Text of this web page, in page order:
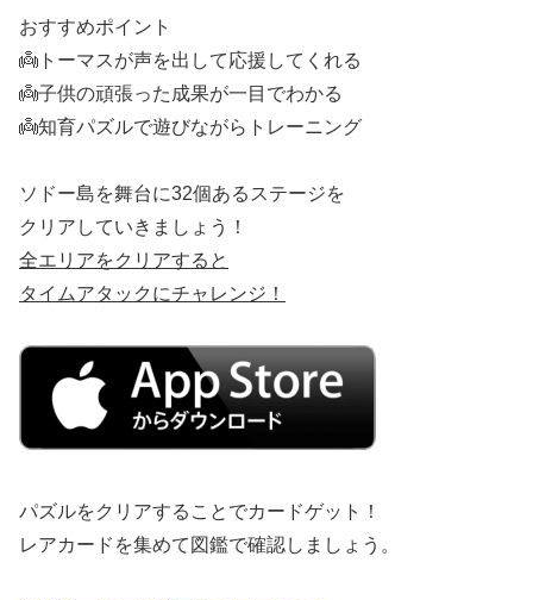
おすすめポイント
👼トーマスが声を出して応援してくれる
👼子供の頑張った成果が一目でわかる
👼知育パズルで遊びながらトレーニング
ソドー島を舞台に32個あるステージを
クリアしていきましょう！
全エリアをクリアすると
タイムアタックにチャレンジ！
パズルをクリアすることでカードゲット！
レアカードを集めて図鑑で確認しましょう。